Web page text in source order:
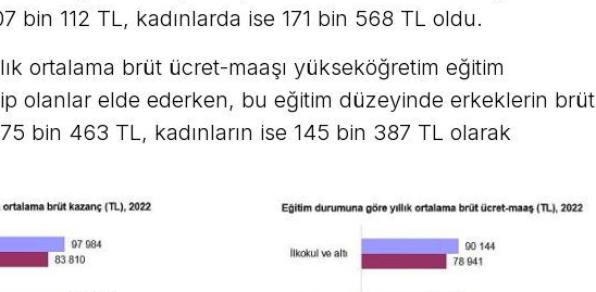
bin 112 TL, kadınlarda ise 171 bin 568 TL oldu.
ortalama brüt ücret-maaşı yükseköğretim eğitim
olanlar elde ederken, bu eğitim düzeyinde erkeklerin brüt
bin 463 TL, kadınların ise 145 bin 387 TL olarak